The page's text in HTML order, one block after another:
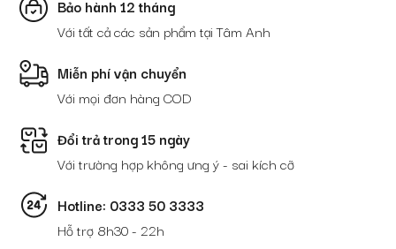
Bảo hành 12 tháng
Với tất cả các sản phẩm tại Tâm Anh
Miễn phí vận chuyển
Với mọi đơn hàng COD
Đổi trả trong 15 ngày
Với trường hợp không ưng ý - sai kích cỡ
Hotline: 0333 50 3333
Hỗ trợ 8h30 - 22h